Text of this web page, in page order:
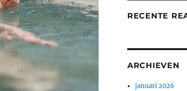
RECENTE
ARCHIEVEN
januari 2026